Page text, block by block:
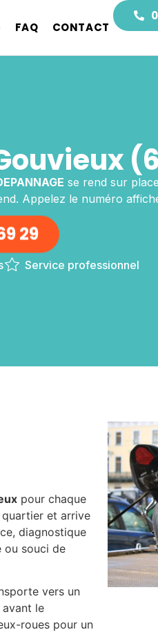
FAQ CONTACT
se rend sur
Appelez le numéro
29
Service professionnel
pour chaque
et arrive
diagnostique
ou souci de
vers un
avant le
roues pour un